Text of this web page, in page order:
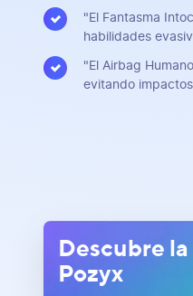
"El Fantasma
habilidades
"El Airbag
evitando
Descubre
Pozyx